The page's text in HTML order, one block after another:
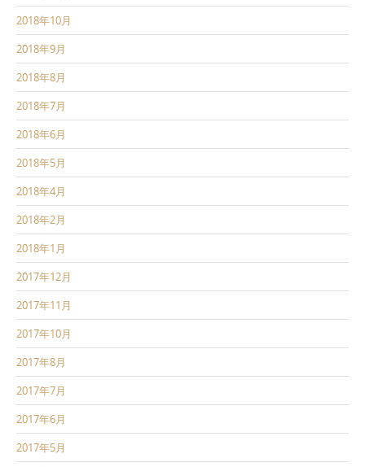
2018年10月
2018年9月
2018年8月
2018年7月
2018年6月
2018年5月
2018年4月
2018年2月
2018年1月
2017年12月
2017年11月
2017年10月
2017年8月
2017年7月
2017年6月
2017年5月